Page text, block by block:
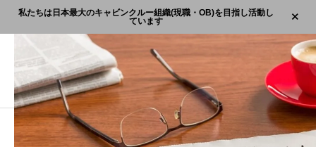
私たちは日本最大のキャビンクルー組織(現職・OB)を目指し活動し
ています
ブログ 名称未設定のデザイン (21)
名称未設定のデザイン (21)